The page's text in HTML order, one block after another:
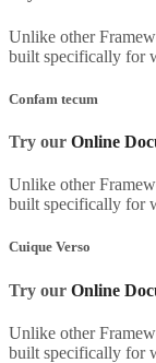
Unlike other
built specifically for
Confam tecum
Try our Online
Unlike other
built specifically for
Cuique Verso
Try our Online
Unlike other
built specifically for